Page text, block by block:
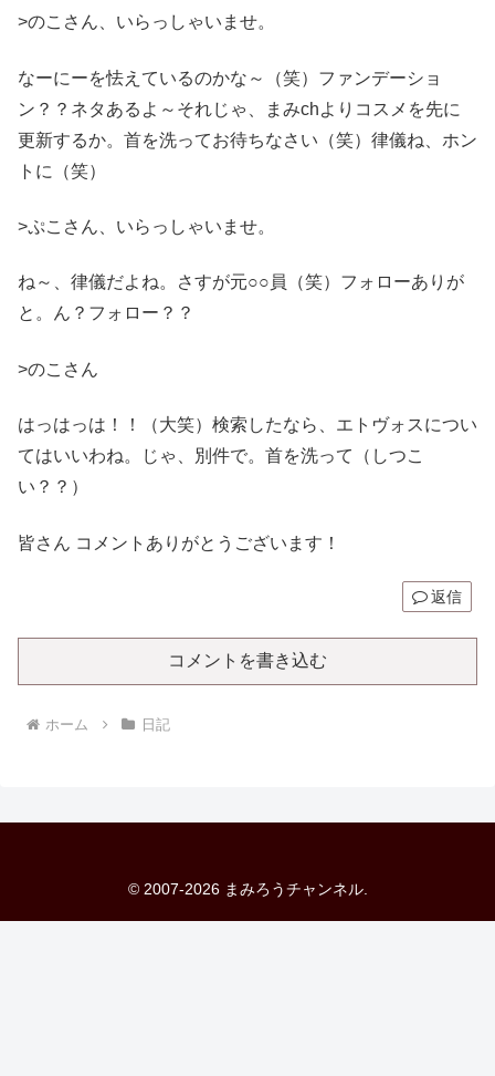
>のこさん、いらっしゃいませ。
なーにーを怯えているのかな～（笑）ファンデーショ
ン？？ネタあるよ～それじゃ、まみchよりコスメを先に
更新するか。首を洗ってお待ちなさい（笑）律儀ね、ホン
トに（笑）
>ぷこさん、いらっしゃいませ。
ね～、律儀だよね。さすが元○○員（笑）フォローありが
と。ん？フォロー？？
>のこさん
はっはっは！！（大笑）検索したなら、エトヴォスについ
てはいいわね。じゃ、別件で。首を洗って（しつこ
い？？）
皆さん コメントありがとうございます！
返信
コメントを書き込む
ホーム 日記
© 2007-2026 まみろうチャンネル.